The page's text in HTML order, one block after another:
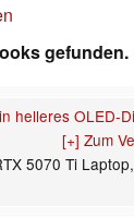
gefunden.
helleres OLED-
[+] Zum
5070 Ti